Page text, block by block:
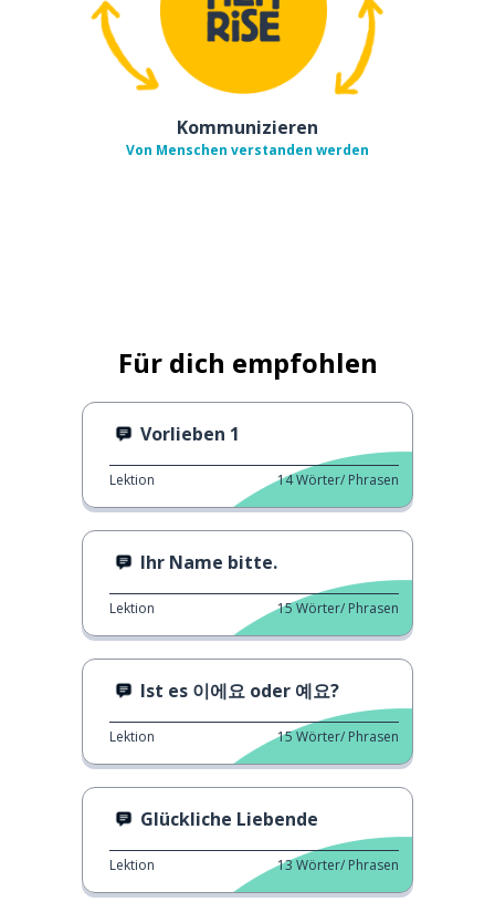
Kommunizieren
Von Menschen verstanden werden
Für dich empfohlen
Vorlieben 1
Lektion 14Wörter/ Phrasen
Ihr Name bitte.
Lektion 15Wörter/ Phrasen
Ist es 이에요 oder 예요?
Lektion 15Wörter/ Phrasen
Glückliche Liebende
Lektion 13Wörter/ Phrasen